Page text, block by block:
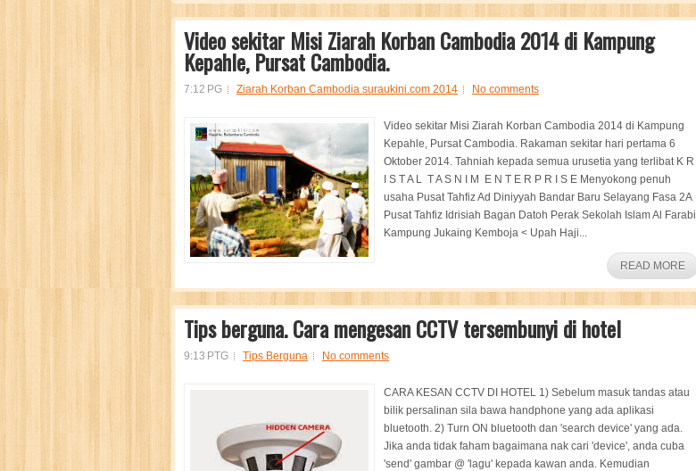
Video sekitar Misi Ziarah Korban Cambodia 2014 di Kampung
Kepahle, Pursat Cambodia.
7:12 PG Ziarah Korban Cambodia suraukini.com 2014 No comments
Video sekitar Misi Ziarah Korban Cambodia 2014 di Kampung
Kepahle, Pursat Cambodia. Rakaman sekitar hari pertama 6
Oktober 2014. Tahniah kepada semua urusetia yang terlibat K R
I S T A L T A S N I M E N T E R P R I S E Menyokong penuh
usaha Pusat Tahfiz Ad Diniyyah Bandar Baru Selayang Fasa 2A
Pusat Tahfiz Idrisiah Bagan Datoh Perak Sekolah Islam Al Farabi
Kampung Jukaing Kemboja < Upah Haji...
READ MORE
Tips berguna. Cara mengesan CCTV tersembunyi di hotel
9:13 PTG Tips Berguna No comments
CARA KESAN CCTV DI HOTEL 1) Sebelum masuk tandas atau
bilik persalinan sila bawa handphone yang ada aplikasi
bluetooth. 2) Turn ON bluetooth dan 'search device' yang ada.
Jika anda tidak faham bagaimana nak cari 'device', anda cuba
'send' gambar @ 'lagu' kepada kawan anda. Kemudian